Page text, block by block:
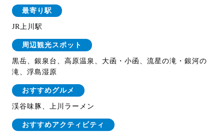
最寄り駅
JR上川駅
周辺観光スポット
黒岳、銀泉台、高原温泉、大函・小函、流星の滝・銀河の
滝、浮島湿原
おすすめグルメ
渓谷味豚、上川ラーメン
おすすめアクティビティ